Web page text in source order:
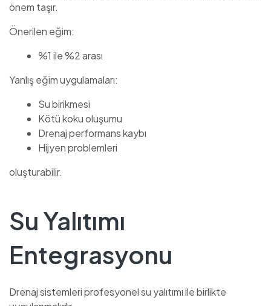
önem taşır.
Önerilen eğim:
%1 ile %2 arası
Yanlış eğim uygulamaları:
Su birikmesi
Kötü koku oluşumu
Drenaj performans kaybı
Hijyen problemleri
oluşturabilir.
Su Yalıtımı
Entegrasyonu
Drenaj sistemleri profesyonel su yalıtımı ile birlikte